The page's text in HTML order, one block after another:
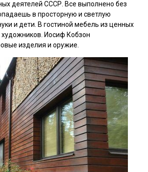
деятелей СССР. Все выполнено без
в просторную и светлую
и дети. В гостиной мебель из ценных
художников. Иосиф Кобзон
изделия и оружие.